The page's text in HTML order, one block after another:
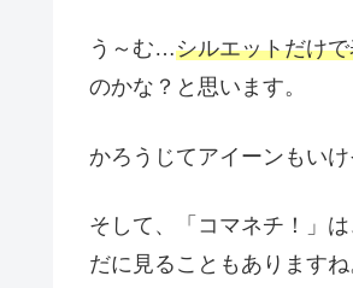
う～む…シルエットだけ
のかな？と思います。
かろうじてアイーンもい
そして、「コマネチ！」
だに見ることもありますね